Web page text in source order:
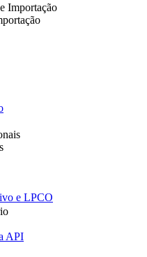
Importação
e LPCO
API